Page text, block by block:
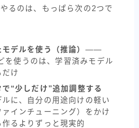
るのは、もっぱら次の2つで
デルを使う（推論） ——
を使うのは、学習済みモデル
だけ
“少しだけ”追加調整する
に、自分の用途向けの軽い
インチューニング）をかけ
作るよりずっと現実的